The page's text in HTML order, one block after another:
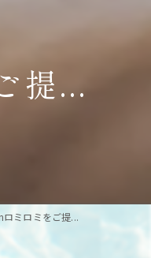
ト 提...
ミロミをご提...